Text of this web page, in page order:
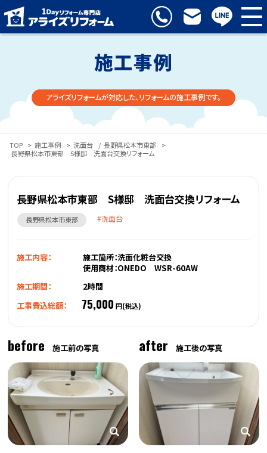
施工事例
アライズリフォームが対応した、リフォームの施工事例です。
TOP > 施工事例 > 洗面台 / 長野県松本市東部
>
長野県松本市東部 S様邸 洗面台交換リフォーム
長野県松本市東部 S様邸 洗面台交換リフォーム
長野県松本市東部 洗面台
施工内容：
施工箇所：洗面化粧台交換
使用商材：ONEDO WSR-60AW
施工期間：
2時間
工事費込総額：
75,000 円(税込)
before 施工前の写真 after 施工後の写真